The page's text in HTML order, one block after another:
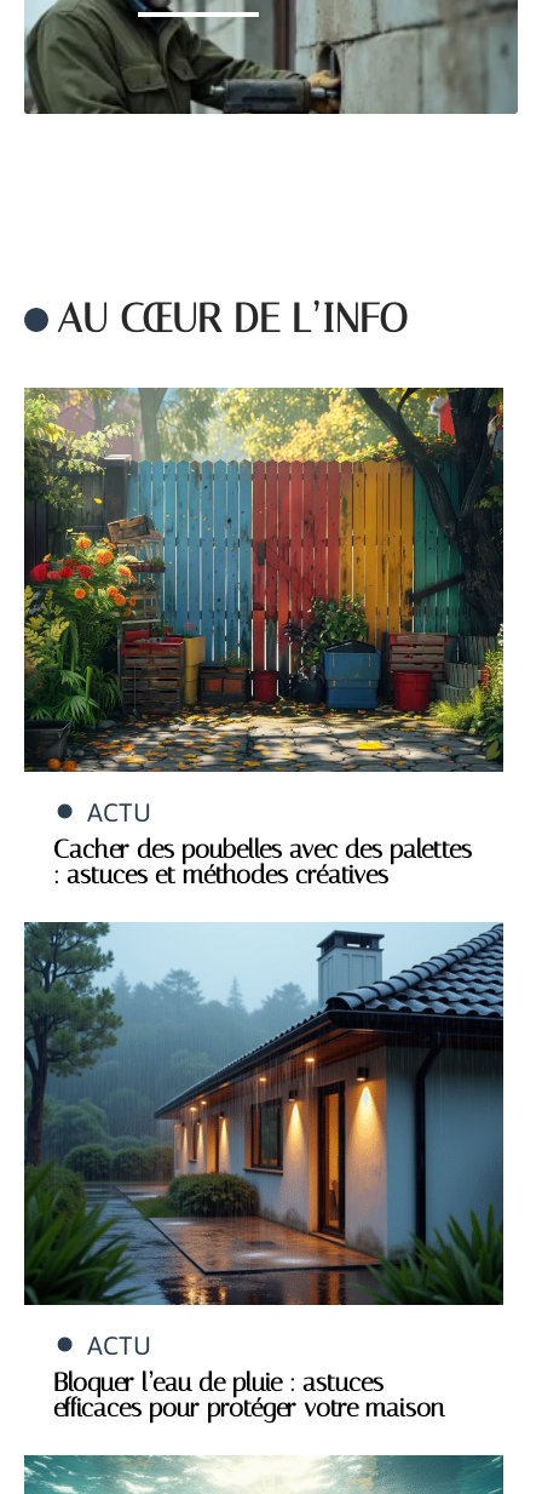
AU CŒUR DE L’INFO
ACTU
Cacher des poubelles avec des palettes
: astuces et méthodes créatives
ACTU
Bloquer l’eau de pluie : astuces
efficaces pour protéger votre maison